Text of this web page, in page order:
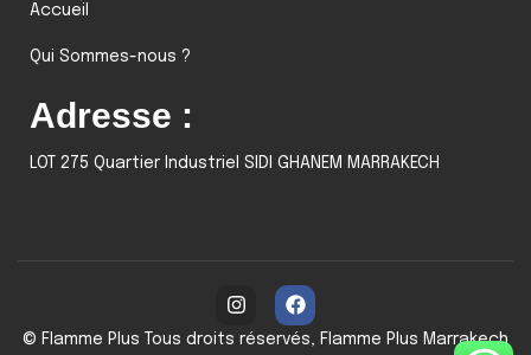
Accueil
Qui Sommes-nous ?
Adresse :
LOT 275 Quartier Industriel SIDI GHANEM MARRAKECH
© Flamme Plus Tous droits réservés, Flamme Plus Marrakech